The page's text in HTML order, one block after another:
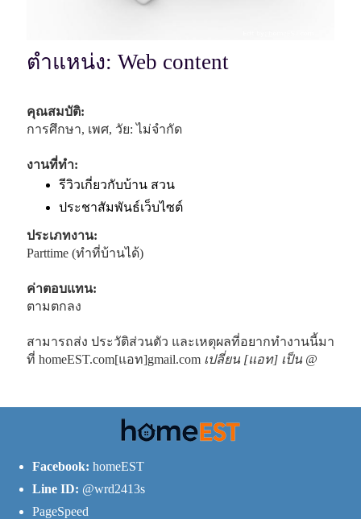
ตำแหน่ง: Web content
คุณสมบัติ:
การศึกษา, เพศ, วัย: ไม่จำกัด
งานที่ทำ:
รีวิวเกี่ยวกับบ้าน สวน
ประชาสัมพันธ์เว็บไซต์
ประเภทงาน:
Parttime (ทำที่บ้านได้)
ค่าตอบแทน:
ตามตกลง
สามารถส่ง ประวัติส่วนตัว และเหตุผลที่อยากทำงานนี้มา
ที่ homeEST.com[แอท]gmail.com เปลี่ยน [แอท] เป็น @
Facebook: homeEST
Line ID: @wrd2413s
PageSpeed